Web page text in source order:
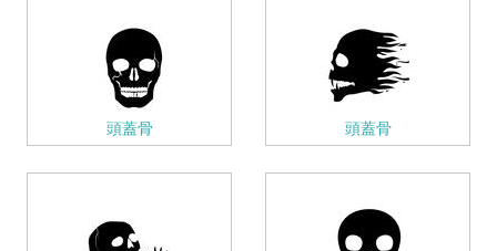
頭蓋骨 頭蓋骨